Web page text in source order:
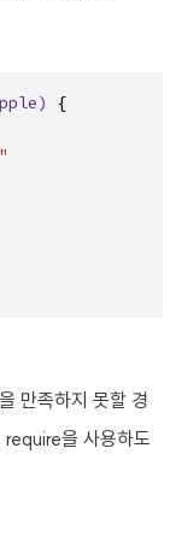
)
{
만족하지 못할 경
을 사용하도